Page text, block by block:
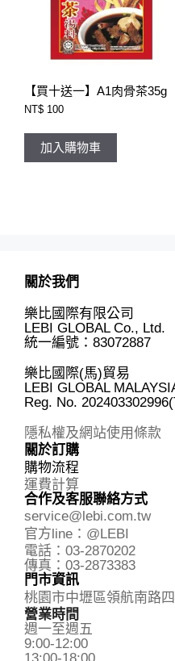
【買十送一】A1肉骨茶35g
NT$ 100
加入購物車
關於我們
樂比國際有限公司
LEBI GLOBAL Co., Ltd.
統一編號：83072887
樂比國際(馬)貿易
LEBI GLOBAL
Reg. No.
隱私權及網站使用條款
關於訂購
購物流程
運費計算
合作及客服聯絡方式
service@lebi.com.tw
官方line：@LEBI
電話：03-2870202
傳真：03-2873383
門市資訊
桃園市中壢區領航南路
營業時間
週一至週五
9:00-12:00